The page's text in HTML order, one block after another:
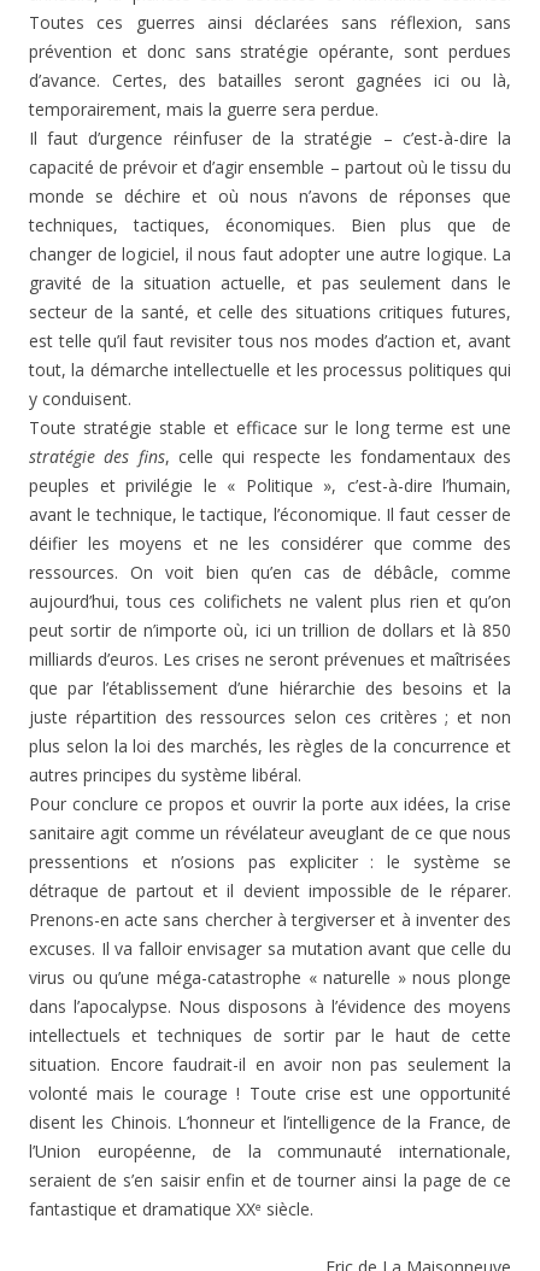
Toutes ces guerres ainsi déclarées sans réflexion, sans
prévention et donc sans stratégie opérante, sont perdues
d’avance. Certes, des batailles seront gagnées ici ou là,
temporairement, mais la guerre sera perdue.
Il faut d’urgence réinfuser de la stratégie – c’est-à-dire la
capacité de prévoir et d’agir ensemble – partout où le tissu du
monde se déchire et où nous n’avons de réponses que
techniques, tactiques, économiques. Bien plus que de
changer de logiciel, il nous faut adopter une autre logique. La
gravité de la situation actuelle, et pas seulement dans le
secteur de la santé, et celle des situations critiques futures,
est telle qu’il faut revisiter tous nos modes d’action et, avant
tout, la démarche intellectuelle et les processus politiques qui
y conduisent.
Toute stratégie stable et efficace sur le long terme est une
stratégie des fins, celle qui respecte les fondamentaux des
peuples et privilégie le « Politique », c’est-à-dire l’humain,
avant le technique, le tactique, l’économique. Il faut cesser de
déifier les moyens et ne les considérer que comme des
ressources. On voit bien qu’en cas de débâcle, comme
aujourd’hui, tous ces colifichets ne valent plus rien et qu’on
peut sortir de n’importe où, ici un trillion de dollars et là 850
milliards d’euros. Les crises ne seront prévenues et maîtrisées
que par l’établissement d’une hiérarchie des besoins et la
juste répartition des ressources selon ces critères ; et non
plus selon la loi des marchés, les règles de la concurrence et
autres principes du système libéral.
Pour conclure ce propos et ouvrir la porte aux idées, la crise
sanitaire agit comme un révélateur aveuglant de ce que nous
pressentions et n’osions pas expliciter : le système se
détraque de partout et il devient impossible de le réparer.
Prenons-en acte sans chercher à tergiverser et à inventer des
excuses. Il va falloir envisager sa mutation avant que celle du
virus ou qu’une méga-catastrophe « naturelle » nous plonge
dans l’apocalypse. Nous disposons à l’évidence des moyens
intellectuels et techniques de sortir par le haut de cette
situation. Encore faudrait-il en avoir non pas seulement la
volonté mais le courage ! Toute crise est une opportunité
disent les Chinois. L’honneur et l’intelligence de la France, de
l’Union européenne, de la communauté internationale,
seraient de s’en saisir enfin et de tourner ainsi la page de ce
fantastique et dramatique XXe siècle.